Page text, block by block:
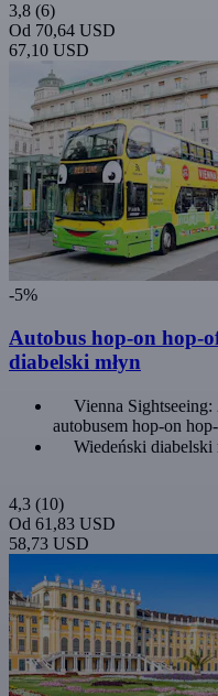
3,8 (6)
Od 70,64 USD
67,10 USD
-5%
Autobus hop-on hop-
diabelski młyn
Vienna
autobusem hop-on
Wiedeński diabelski
4,3 (10)
Od 61,83 USD
58,73 USD